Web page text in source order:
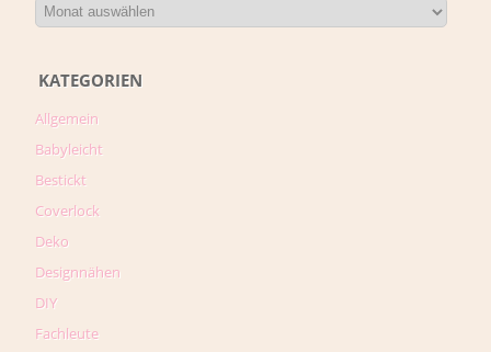
KATEGORIEN
Allgemein
Babyleicht
Bestickt
Coverlock
Deko
Designnähen
DIY
Fachleute